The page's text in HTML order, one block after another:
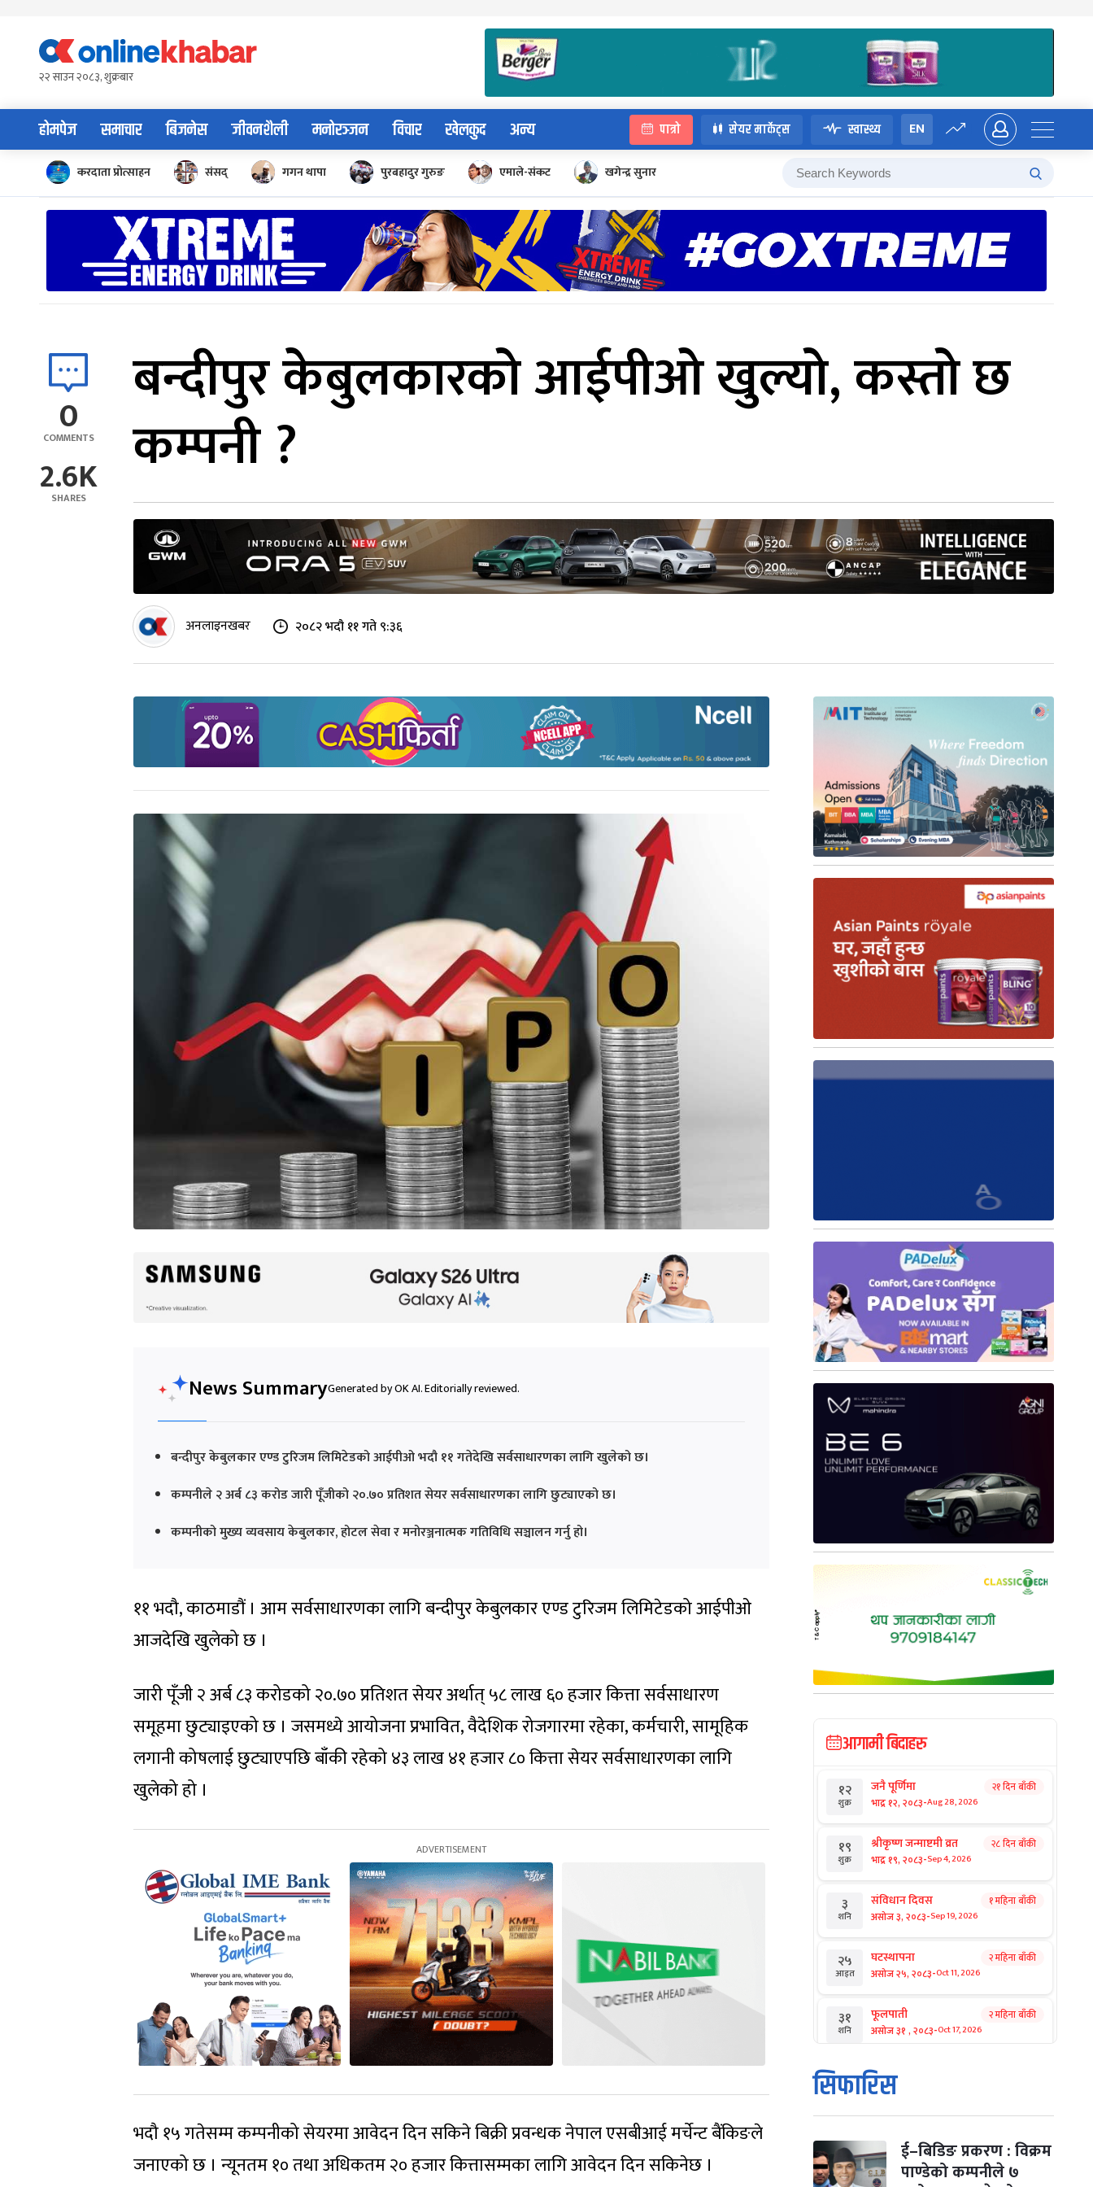
content२२ साउन २०८३, शुक्रबार
होमपेज समाचार बिजनेस जीवनशैली मनोरञ्जन विचार खेलकुद अन्य पात्रो सेयर मार्केट्स स्वास्थ्य EN
करदाता प्रोत्साहन संसद् गगन थापा पुरबहादुर गुरुङ एमाले-संकट खगेन्द्र सुनार
0
COMMENTS
2.6K
SHARES
बन्दीपुर केबुलकारको आईपीओ खुल्यो, कस्तो छ
कम्पनी ?
अनलाइनखबर २०८२ भदौ ११ गते ९:३६
News SummaryGenerated by OK AI. Editorially reviewed.
बन्दीपुर केबुलकार एण्ड टुरिजम लिमिटेडको आईपीओ भदौ ११ गतेदेखि सर्वसाधारणका लागि खुलेको छ।
कम्पनीले २ अर्ब ८३ करोड जारी पूँजीको २०.७० प्रतिशत सेयर सर्वसाधारणका लागि छुट्याएको छ।
कम्पनीको मुख्य व्यवसाय केबुलकार, होटल सेवा र मनोरञ्जनात्मक गतिविधि सञ्चालन गर्नु हो।
११ भदौ, काठमाडौं । आम सर्वसाधारणका लागि बन्दीपुर केबुलकार एण्ड टुरिजम लिमिटेडको आईपीओ
आजदेखि खुलेको छ ।
जारी पूँजी २ अर्ब ८३ करोडको २०.७० प्रतिशत सेयर अर्थात् ५८ लाख ६० हजार कित्ता सर्वसाधारण
समूहमा छुट्याइएको छ । जसमध्ये आयोजना प्रभावित, वैदेशिक रोजगारमा रहेका, कर्मचारी, सामूहिक
लगानी कोषलाई छुट्याएपछि बाँकी रहेको ४३ लाख ४१ हजार ८० कित्ता सेयर सर्वसाधारणका लागि
खुलेको हो ।
भदौ १५ गतेसम्म कम्पनीको सेयरमा आवेदन दिन सकिने बिक्री प्रवन्धक नेपाल एसबीआई मर्चेन्ट बैंकिङले
जनाएको छ । न्यूनतम १० तथा अधिकतम २० हजार कित्तासम्मका लागि आवेदन दिन सकिनेछ ।
आगामी बिदाहरु
१२
शुक्र
जनै पूर्णिमा
भाद्र १२, २०८३-Aug 28, 2026
२१ दिन बाँकी
१९
शुक्र
श्रीकृष्ण जन्माष्टमी व्रत
भाद्र १९, २०८३-Sep 4, 2026
२८ दिन बाँकी
३
शनि
संविधान दिवस
असोज ३, २०८३-Sep 19, 2026
१ महिना बाँकी
२५
आइत
घटस्थापना
असोज २५, २०८३-Oct 11, 2026
२ महिना बाँकी
३१
शनि
फूलपाती
असोज ३१ , २०८३-Oct 17, 2026
२ महिना बाँकी
१
आइत
कार्तिक सङ्क्रान्ति
कार्तिक १, २०८३
मंगल कार्तिक ३, २०८३-Oct 20, 2026
सिफारिस
ई–बिडिङ प्रकरण : विक्रम
पाण्डेको कम्पनीले ७